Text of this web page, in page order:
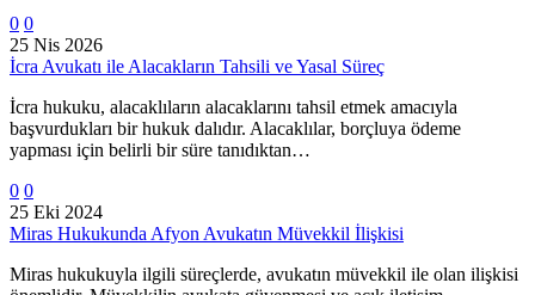
0 0
25 Nis 2026
İcra Avukatı ile Alacakların Tahsili ve Yasal Süreç
İcra hukuku, alacaklıların alacaklarını tahsil etmek amacıyla
başvurdukları bir hukuk dalıdır. Alacaklılar, borçluya ödeme
yapması için belirli bir süre tanıdıktan…
0 0
25 Eki 2024
Miras Hukukunda Afyon Avukatın Müvekkil İlişkisi
Miras hukukuyla ilgili süreçlerde, avukatın müvekkil ile olan ilişkisi